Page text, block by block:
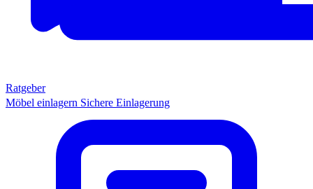
Möbel einlagern Sichere Einlagerung
Ratgeber